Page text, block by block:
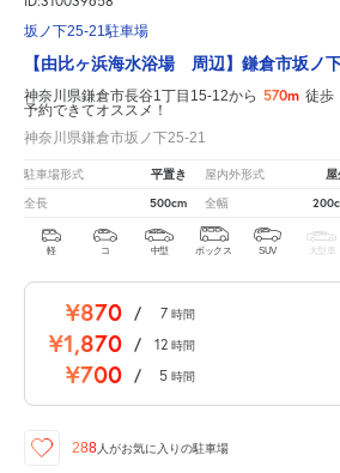
坂ノ下25-21駐車場
【由比ヶ浜海水浴場 周辺】鎌倉市坂ノ
神奈川県鎌倉市長谷1丁目15-12から 570m 徒歩
予約できてオススメ！
神奈川県鎌倉市坂ノ下25-21
駐車場形式 平置き 屋内外形式 屋
全長 500cm 全幅
軽 コ 中型 ボックス SUV 大型車
¥870 / 7 時間
¥1,870 / 12 時間
¥700 / 5 時間
288人がお気に入りの駐車場